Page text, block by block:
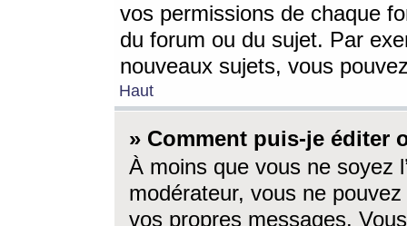
vos permissions de chaque
du forum ou du sujet. Par
nouveaux sujets, vous
Haut
» Comment puis-je éditer
À moins que vous ne soyez
modérateur, vous ne
vos propres messages.